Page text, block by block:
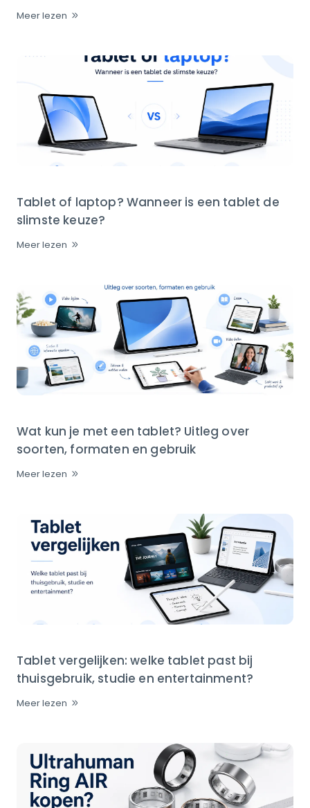
Meer lezen
Tablet of laptop? Wanneer is een tablet de
slimste keuze?
Meer lezen
Wat kun je met een tablet? Uitleg over
soorten, formaten en gebruik
Meer lezen
Tablet vergelijken: welke tablet past bij
thuisgebruik, studie en entertainment?
Meer lezen